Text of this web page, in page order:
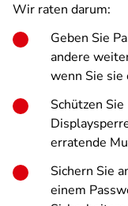
Wir raten darum:
Geben Sie
andere
wenn Sie sie
Schützen
erratende
Sichern Sie
einem